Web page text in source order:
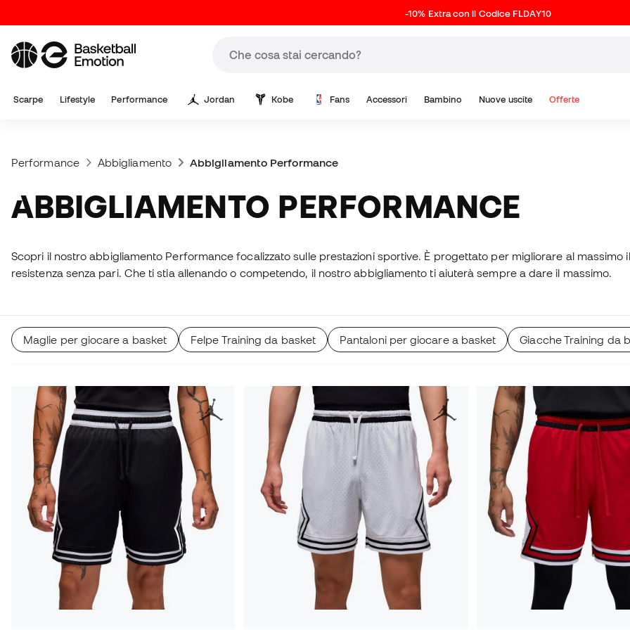
-10% Extra con il Codice FLDAY10
Scarpe Lifestyle Performance Jordan Kobe Fans Accessori Bambino Nuove uscite Offerte
Performance Abbigliamento Abbigliamento Performance
ABBIGLIAMENTO PERFORMANCE
Scopri il nostro abbigliamento Performance focalizzato sulle prestazioni sportive. È progettato per migliorare al
resistenza senza pari. Che ti stia allenando o competendo, il nostro abbigliamento ti aiuterà sempre a dare il massimo.
Maglie per giocare a basket Felpe Training da basket Pantaloni per giocare a basket Giacche Training da